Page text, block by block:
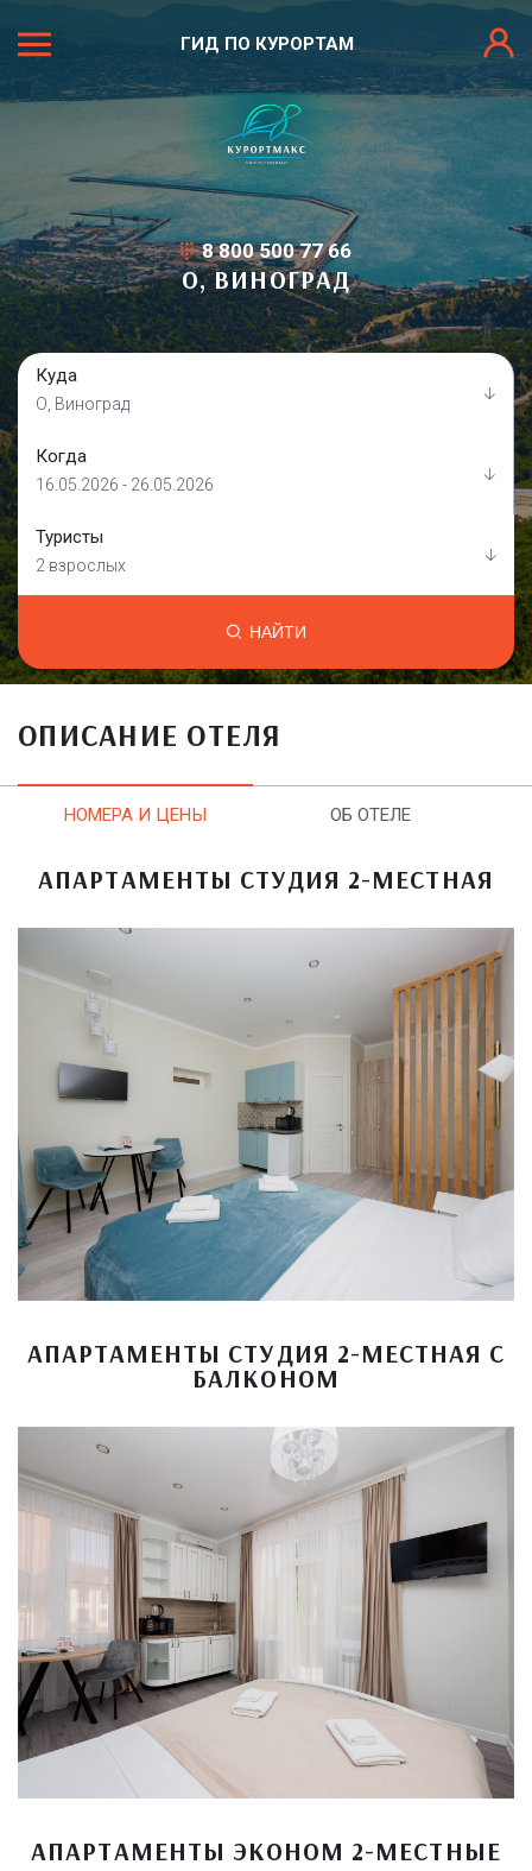
ГИД ПО КУРОРТАМ
8 800 500 77 66
О, ВИНОГРАД
Куда
О, Виноград
Когда
16.05.2026 - 26.05.2026
Туристы
2 взрослых
НАЙТИ
ОПИСАНИЕ ОТЕЛЯ
НОМЕРА И ЦЕНЫ ОБ ОТЕЛЕ
АПАРТАМЕНТЫ СТУДИЯ 2-МЕСТНАЯ
АПАРТАМЕНТЫ СТУДИЯ 2-МЕСТНАЯ С
БАЛКОНОМ
АПАРТАМЕНТЫ ЭКОНОМ 2-МЕСТНЫЕ